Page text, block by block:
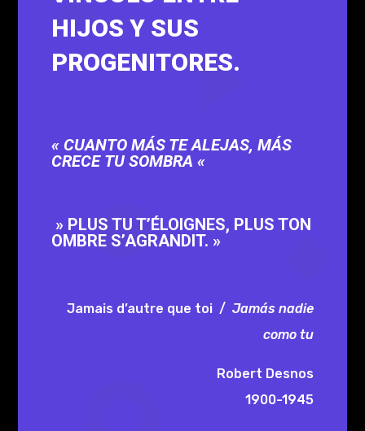
HIJOS Y SUS
PROGENITORES.
« CUANTO MÁS TE ALEJAS, MÁS
CRECE TU SOMBRA «
» PLUS TU T’ÉLOIGNES, PLUS TON
OMBRE S’AGRANDIT. »
Jamais d’autre que toi /Jamás nadie
como tu
Robert Desnos
1900-1945​